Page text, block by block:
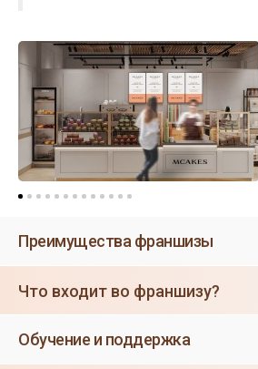
Преимущества франшизы
Что входит во франшизу?
Обучение и поддержка